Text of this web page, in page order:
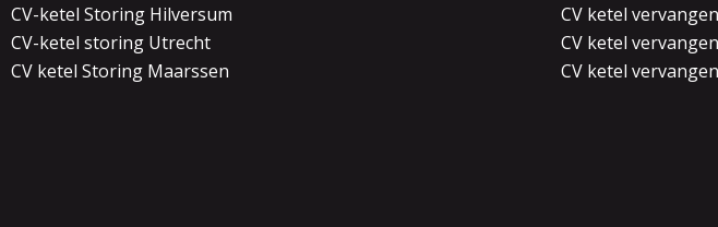
CV-ketel Storing Hilversum
CV-ketel storing Utrecht
CV ketel Storing Maarssen
CV ketel
CV ketel
CV ketel